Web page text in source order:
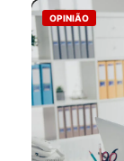
OPINIÃO